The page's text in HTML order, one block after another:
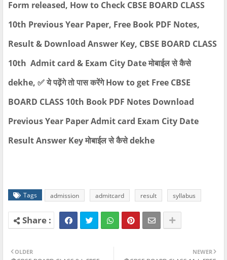
Form released, How to Check CBSE BOARD CLASS
10th Previous Year Paper, Free Book PDF Notes,
Result & Download Answer Key, CBSE BOARD CLASS
10th Admit card & Exam City Date मोबाईल से कैसे
dekhe, ✅ ये पढ़ेंगे तो पास करेंगे How to get Free CBSE
BOARD CLASS 10th Book PDF Notes Download
Previous Year Paper Admit card Exam City Date
Result Answer Key मोबाईल से कैसे dekhe
Tags admission admitcard result syllabus
NEWER
OLDER